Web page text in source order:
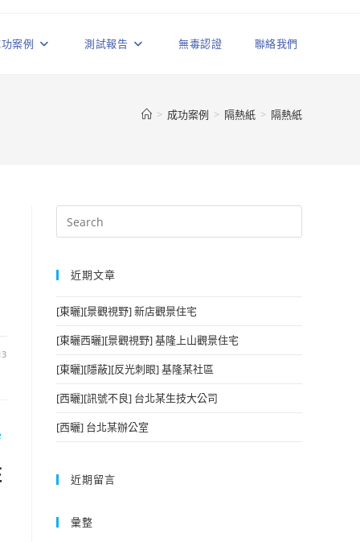
案例 測試報告 無毒認證 聯絡我們
> 成功案例 > 隔熱紙 > 隔熱紙
近期文章
[東曬][景觀視野] 新店觀景住宅
[東曬西曬][景觀視野] 基隆上山觀景住宅
[東曬][隱蔽][反光刺眼] 基隆某社區
[西曬][訊號不良] 台北某生技大公司
[西曬] 台北某辦公室
近期留言
彙整